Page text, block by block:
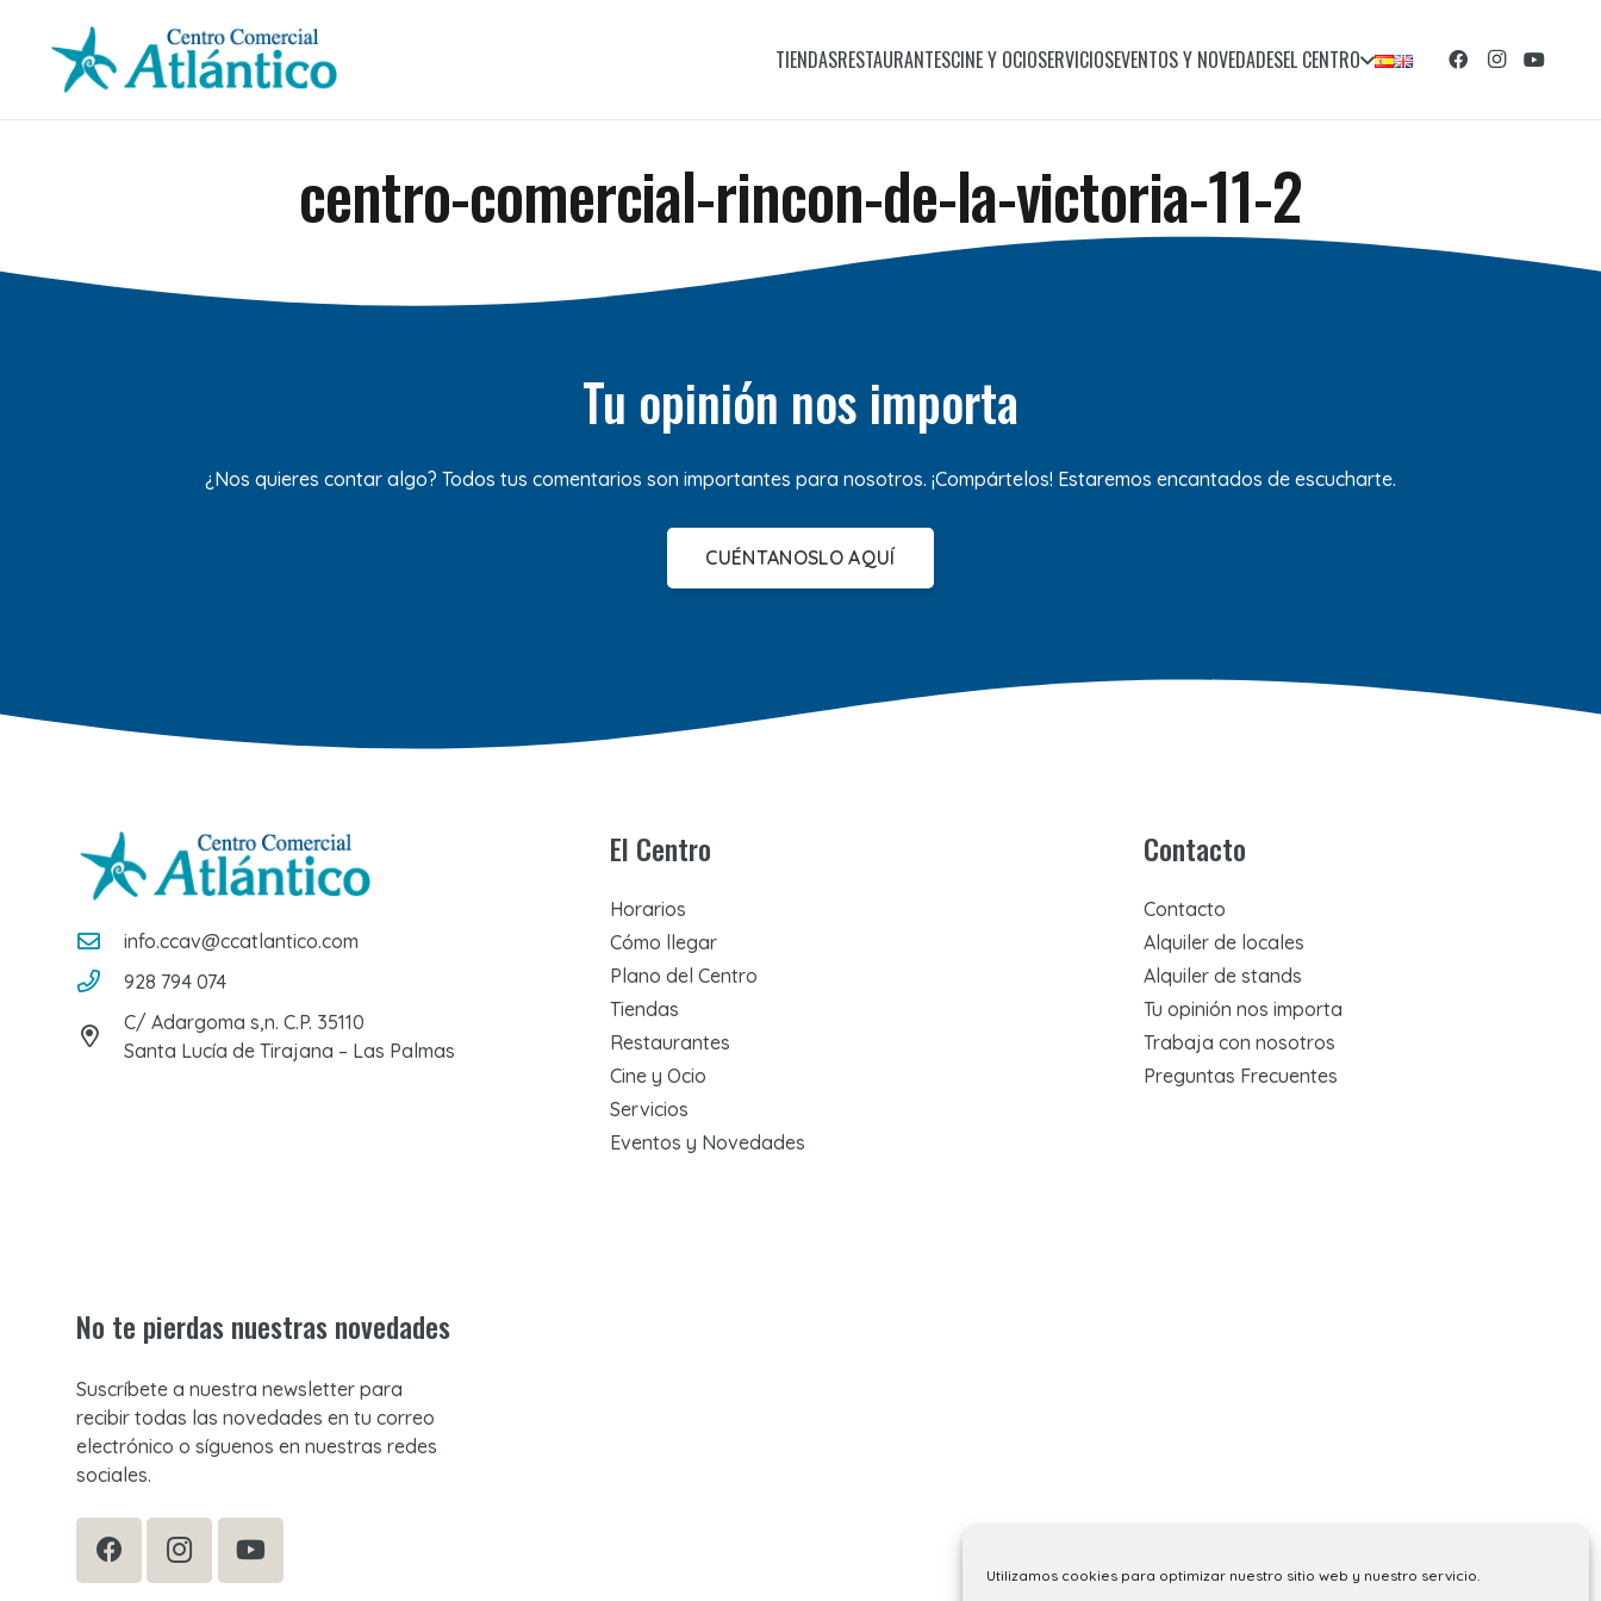
Utilizamos cookies para optimizar nuestro sitio web y nuestro servicio.
TIENDASRESTAURANTESCINE Y OCIOSERVICIOSEVENTOS Y NOVEDADESEL CENTRO
centro-comercial-rincon-de-la-victoria-11-2
Tu opinión nos importa
¿Nos quieres contar algo? Todos tus comentarios son importantes para nosotros. ¡Compártelos! Estaremos encantados de escucharte.
CUÉNTANOSLO AQUÍ
info.ccav@ccatlantico.com
928 794 074
C/ Adargoma s,n. C.P. 35110
Santa Lucía de Tirajana – Las Palmas
El Centro
Horarios
Cómo llegar
Plano del Centro
Tiendas
Restaurantes
Cine y Ocio
Servicios
Eventos y Novedades
Contacto
Contacto
Alquiler de locales
Alquiler de stands
Tu opinión nos importa
Trabaja con nosotros
Preguntas Frecuentes
No te pierdas nuestras novedades
Suscríbete a nuestra newsletter para
recibir todas las novedades en tu correo
electrónico o síguenos en nuestras redes
sociales.